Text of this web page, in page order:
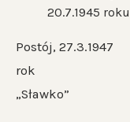
20.7.1945
Postój, 27.3.1947
„Sławko”